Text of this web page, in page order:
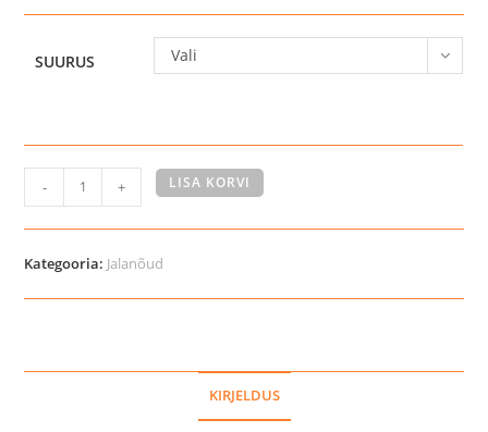
SUURUS Vali
Companion
Booties
koertele
kogus
- + LISA KORVI
Kategooria: Jalanõud
KIRJELDUS